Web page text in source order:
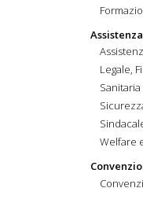
Legale,
Welfare